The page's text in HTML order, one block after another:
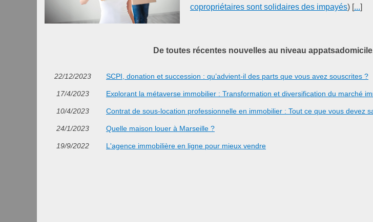
copropriétaires sont solidaires des impayés) [...]
De toutes récentes nouvelles au niveau
22/12/2023 SCPI, donation et succession : qu’advient-il des parts que vous avez souscrites ?
17/4/2023 Explorant la métaverse immobilier : Transformation et diversification du marché
10/4/2023 Contrat de sous-location professionnelle en immobilier : Tout ce que vous devez
24/1/2023 Quelle maison louer à Marseille ?
19/9/2022 L'agence immobilière en ligne pour mieux vendre